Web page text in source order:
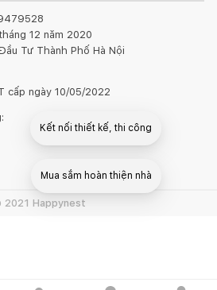
rất nhiều ở phần nệm mút RUCHE
Bông Hàn Quốc cao cấp nhằm
một chiếc giường. Đây là chất liệu
12 năm 2020
Tư Thành Phố Hà Nội
cấp ngày 10/05/2022
2021 Happynest
Kết nối thiết kế, thi công
Mua sắm hoàn thiện nhà